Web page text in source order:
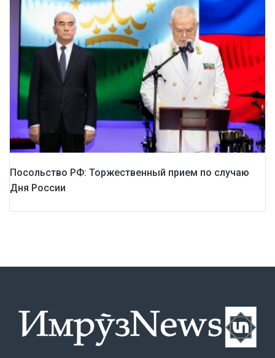
Посольство РФ: Торжественный прием по случаю
Дня России